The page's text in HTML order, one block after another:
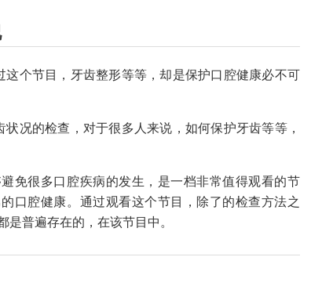
这个节目，牙齿整形等等，却是保护口腔健康必不可
况的检查，对于很多人来说，如何保护牙齿等等，
免很多口腔疾病的发生，是一档非常值得观看的节
口腔健康。通过观看这个节目，除了的检查方法之
是普遍存在的，在该节目中。